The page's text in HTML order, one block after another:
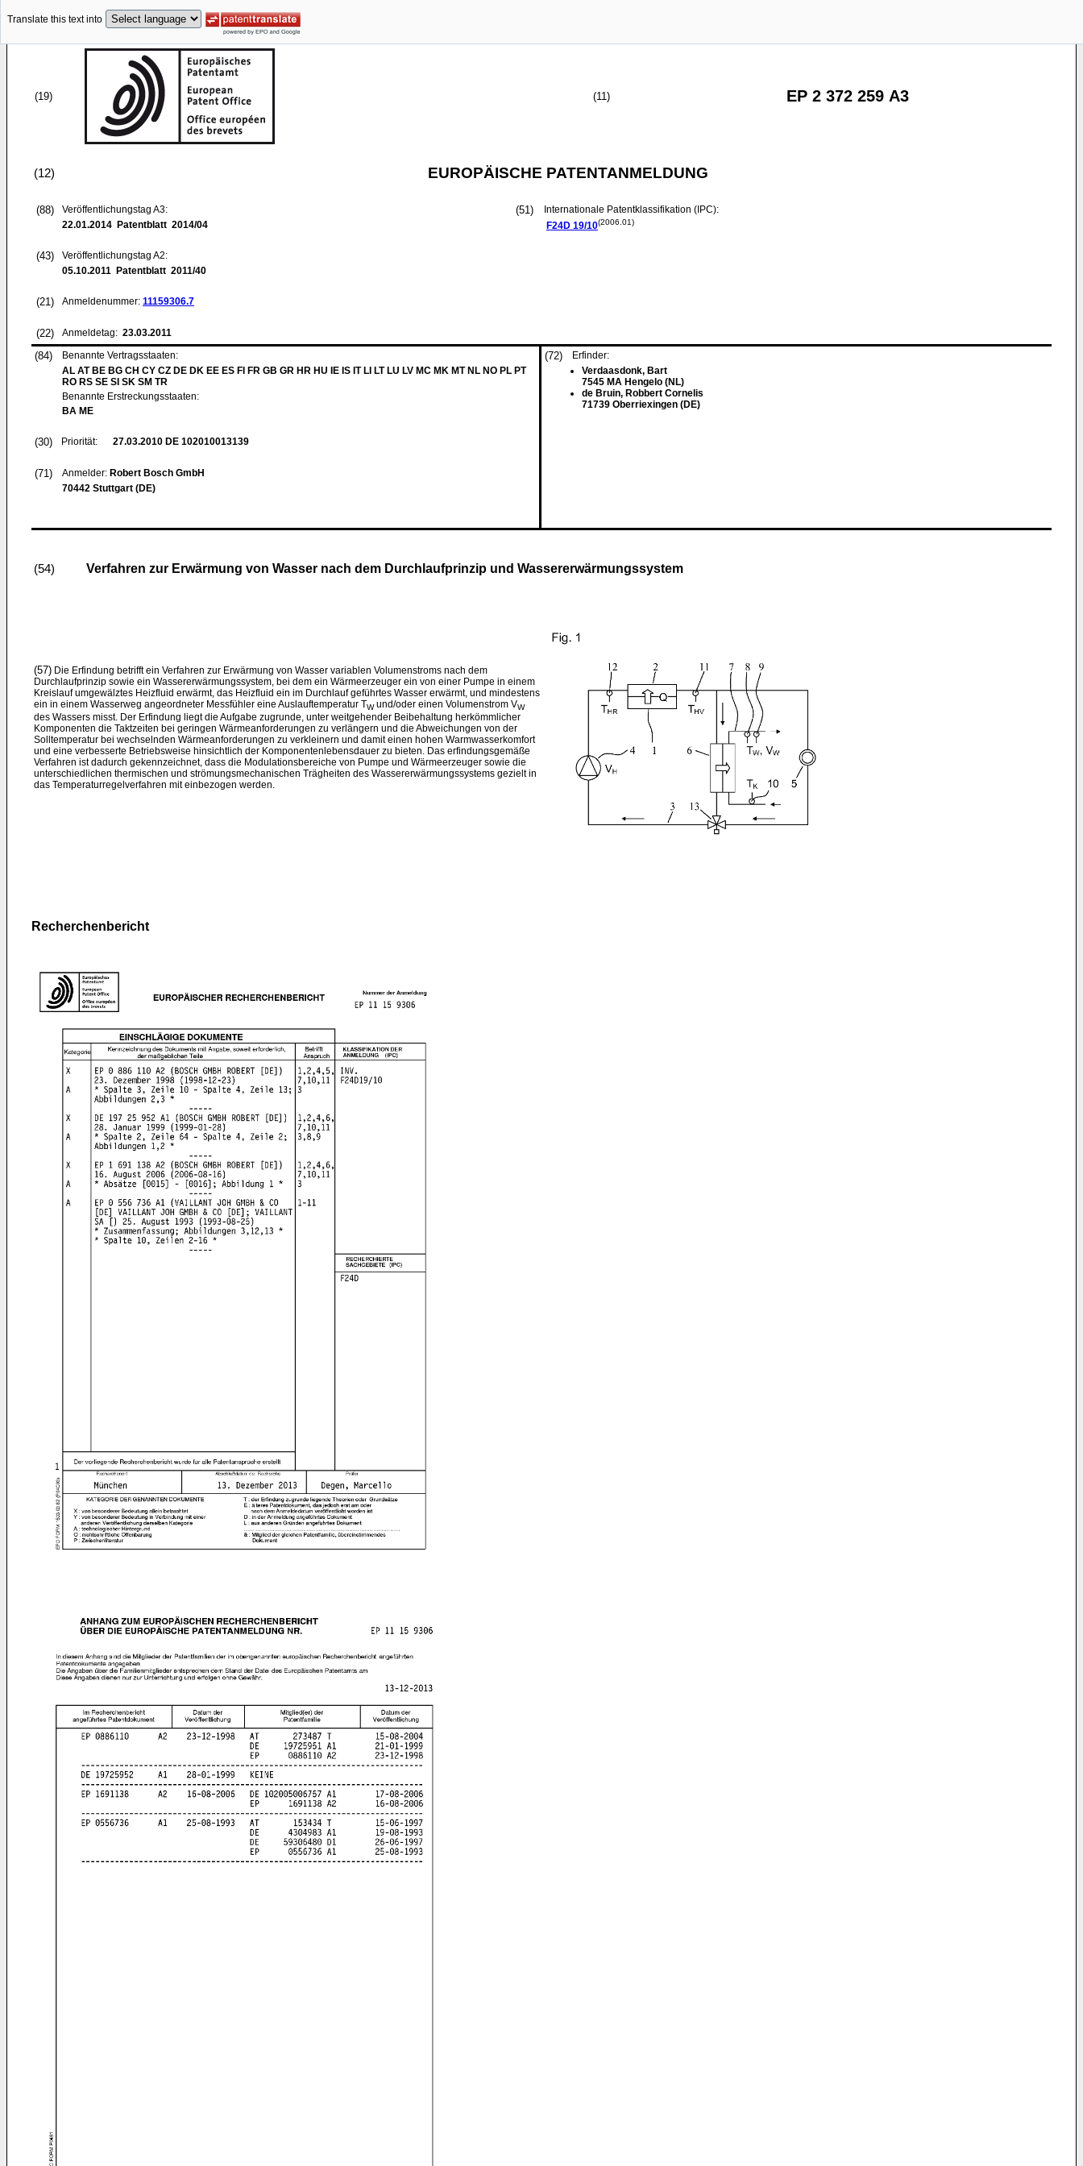
Translate this text into
(19) (11) EP 2 372 259 A3
(12) EUROPÄISCHE PATENTANMELDUNG
(88)
Veröffentlichungstag A3:
22.01.2014 Patentblatt 2014/04
(43)
Veröffentlichungstag A2:
05.10.2011 Patentblatt 2011/40
(21) Anmeldenummer: 11159306.7
(22) Anmeldetag: 23.03.2011
(51)
Internationale Patentklassifikation (IPC):
F24D 19/10(2006.01)
(84)
Benannte Vertragsstaaten:
AL AT BE BG CH CY CZ DE DK EE ES FI FR GB GR HR HU IE IS IT LI LT LU LV MC MK MT NL NO PL PT
RO RS SE SI SK SM TR
Benannte Erstreckungsstaaten:
BA ME
(30) Priorität: 27.03.2010 DE 102010013139
(71) Anmelder: Robert Bosch GmbH
70442 Stuttgart (DE)
(72)
Erfinder:
Verdaasdonk, Bart
7545 MA Hengelo (NL)
de Bruin, Robbert Cornelis
71739 Oberriexingen (DE)
(54) Verfahren zur Erwärmung von Wasser nach dem Durchlaufprinzip und Wassererwärmungssystem
(57) Die Erfindung betrifft ein Verfahren zur Erwärmung von Wasser variablen Volumenstroms nach dem
Durchlaufprinzip sowie ein Wassererwärmungssystem, bei dem ein Wärmeerzeuger ein von einer Pumpe in einem
Kreislauf umgewälztes Heizfluid erwärmt, das Heizfluid ein im Durchlauf geführtes Wasser erwärmt, und mindestens
ein in einem Wasserweg angeordneter Messfühler eine Auslauftemperatur TWund/oder einen Volumenstrom VW
des Wassers misst. Der Erfindung liegt die Aufgabe zugrunde, unter weitgehender Beibehaltung herkömmlicher
Komponenten die Taktzeiten bei geringen Wärmeanforderungen zu verlängern und die Abweichungen von der
Solltemperatur bei wechselnden Wärmeanforderungen zu verkleinern und damit einen hohen Warmwasserkomfort
und eine verbesserte Betriebsweise hinsichtlich der Komponentenlebensdauer zu bieten. Das erfindungsgemäße
Verfahren ist dadurch gekennzeichnet, dass die Modulationsbereiche von Pumpe und Wärmeerzeuger sowie die
unterschiedlichen thermischen und strömungsmechanischen Trägheiten des Wassererwärmungssystems gezielt in
das Temperaturregelverfahren mit einbezogen werden.
Recherchenbericht